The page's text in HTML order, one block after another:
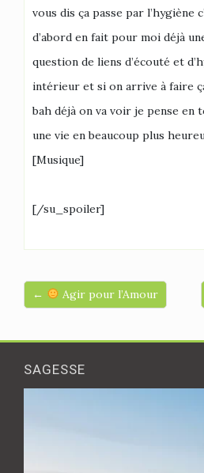
vous dis ça passe par l’hygiène
d’abord en fait pour moi déjà
question de liens d’écouté et
intérieur et si on arrive à faire
bah déjà on va voir je pense en
une vie en beaucoup plus
[Musique]
[/su_spoiler]
← Agir pour l’Amour
SAGESSE